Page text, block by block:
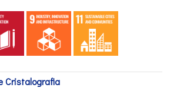
Cristalografia